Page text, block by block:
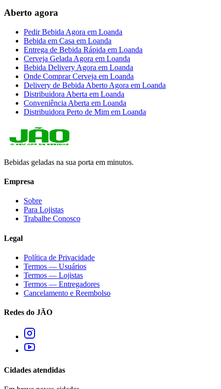
Aberto agora
Pedir Bebida Agora em Loanda
Bebida em Casa em Loanda
Entrega de Bebida Rápida em Loanda
Cerveja Gelada Agora em Loanda
Bebida Delivery Agora em Loanda
Onde Comprar Cerveja em Loanda
Delivery de Bebida Aberto Agora em Loanda
Distribuidora Aberta em Loanda
Conveniência Aberta em Loanda
Distribuidora Perto de Mim em Loanda
Bebidas geladas na sua porta em minutos.
Empresa
Sobre
Para Lojistas
Trabalhe Conosco
Legal
Política de Privacidade
Termos — Usuários
Termos — Lojistas
Termos — Entregadores
Cancelamento e Reembolso
Redes do JÃO
Cidades atendidas